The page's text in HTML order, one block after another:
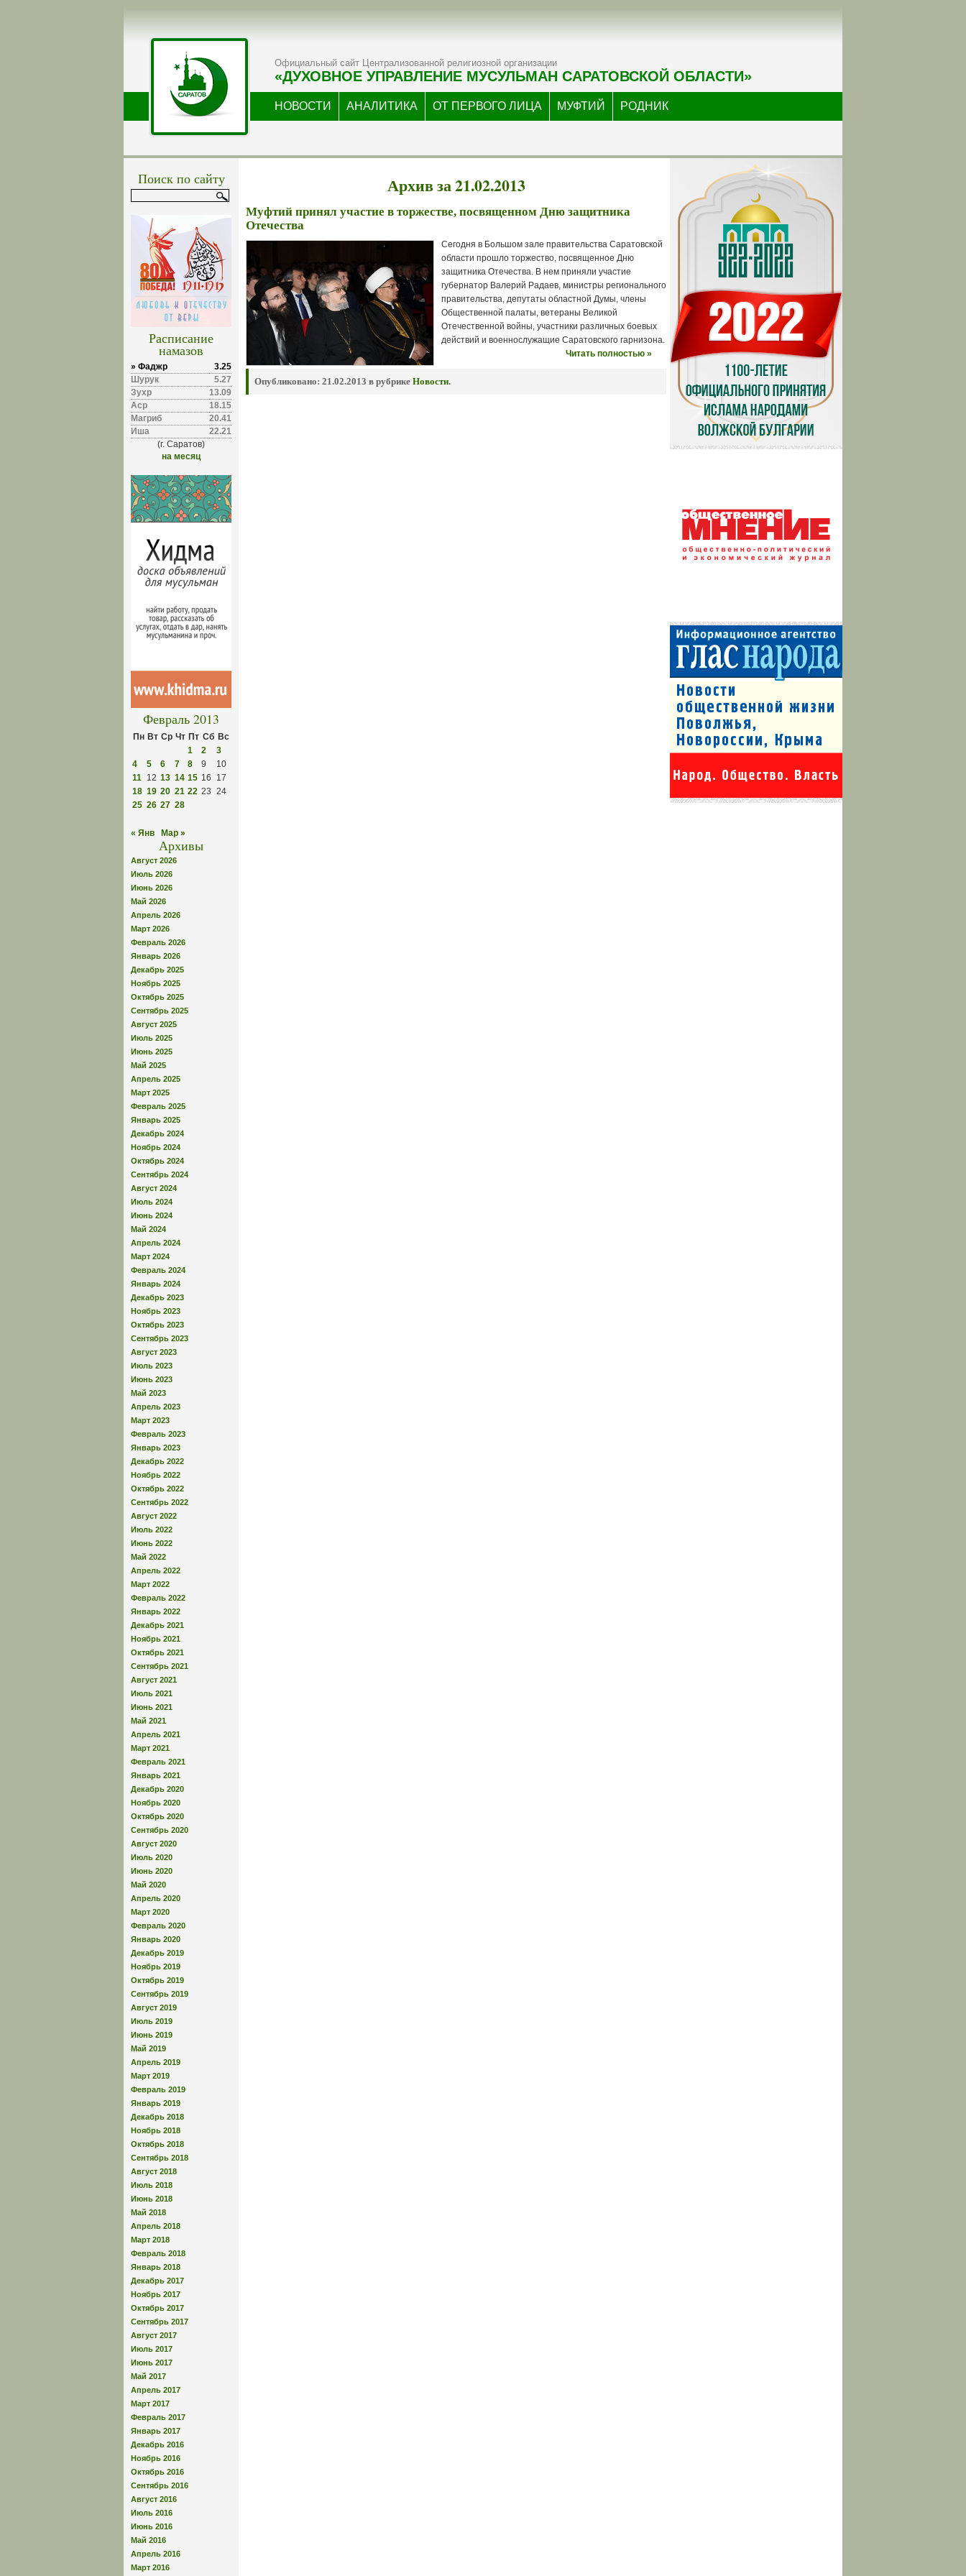
Официальный сайт Централизованной религиозной организации
«ДУХОВНОЕ УПРАВЛЕНИЕ МУСУЛЬМАН САРАТОВСКОЙ ОБЛАСТИ»
НОВОСТИ АНАЛИТИКА ОТ ПЕРВОГО ЛИЦА МУФТИЙ РОДНИК
Поиск по сайту
Расписание
намазов
» Фаджр
3.25
Шурук
5.27
Зухр
13.09
Аср
18.15
Магриб
20.41
Иша
22.21
(г. Саратов)
на месяц
Февраль 2013
Пн Вт Ср Чт Пт Сб Вс
1
2
3
4
5 6 7 8 9
10
11
12 13 14 15 16
17
18 19 20 21 22 23 24
25 26 27 28
« Янв Мар »
Архивы
Август 2026
Июль 2026
Июнь 2026
Май 2026
Апрель 2026
Март 2026
Февраль 2026
Январь 2026
Декабрь 2025
Ноябрь 2025
Октябрь 2025
Сентябрь 2025
Август 2025
Июль 2025
Июнь 2025
Май 2025
Апрель 2025
Март 2025
Февраль 2025
Январь 2025
Декабрь 2024
Ноябрь 2024
Октябрь 2024
Сентябрь 2024
Август 2024
Июль 2024
Июнь 2024
Май 2024
Апрель 2024
Март 2024
Февраль 2024
Январь 2024
Декабрь 2023
Ноябрь 2023
Октябрь 2023
Сентябрь 2023
Август 2023
Июль 2023
Июнь 2023
Май 2023
Апрель 2023
Март 2023
Февраль 2023
Январь 2023
Декабрь 2022
Ноябрь 2022
Октябрь 2022
Сентябрь 2022
Август 2022
Июль 2022
Июнь 2022
Май 2022
Апрель 2022
Март 2022
Февраль 2022
Январь 2022
Декабрь 2021
Ноябрь 2021
Октябрь 2021
Сентябрь 2021
Август 2021
Июль 2021
Июнь 2021
Май 2021
Апрель 2021
Март 2021
Февраль 2021
Январь 2021
Декабрь 2020
Ноябрь 2020
Октябрь 2020
Сентябрь 2020
Август 2020
Июль 2020
Июнь 2020
Май 2020
Апрель 2020
Март 2020
Февраль 2020
Январь 2020
Декабрь 2019
Ноябрь 2019
Октябрь 2019
Сентябрь 2019
Август 2019
Июль 2019
Июнь 2019
Май 2019
Апрель 2019
Март 2019
Февраль 2019
Январь 2019
Декабрь 2018
Ноябрь 2018
Октябрь 2018
Сентябрь 2018
Август 2018
Июль 2018
Июнь 2018
Май 2018
Апрель 2018
Март 2018
Февраль 2018
Январь 2018
Декабрь 2017
Ноябрь 2017
Октябрь 2017
Сентябрь 2017
Август 2017
Июль 2017
Июнь 2017
Май 2017
Апрель 2017
Март 2017
Февраль 2017
Январь 2017
Декабрь 2016
Ноябрь 2016
Октябрь 2016
Сентябрь 2016
Август 2016
Июль 2016
Июнь 2016
Май 2016
Апрель 2016
Март 2016
Архив за 21.02.2013
Муфтий принял участие в торжестве, посвященном Дню защитника
Отечества
Сегодня в Большом зале правительства Саратовской
области прошло торжество, посвященное Дню
защитника Отечества. В нем приняли участие
губернатор Валерий Радаев, министры регионального
правительства, депутаты областной Думы, члены
Общественной палаты, ветераны Великой
Отечественной войны, участники различных боевых
действий и военнослужащие Саратовского гарнизона.
Читать полностью »
Опубликовано: 21.02.2013 в рубрике Новости.